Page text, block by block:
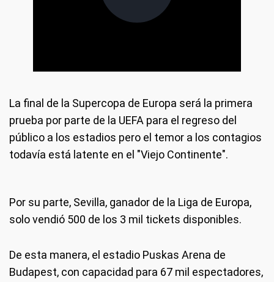
La final de la Supercopa de Europa será la primera
prueba por parte de la UEFA para el regreso del
público a los estadios pero el temor a los contagios
todavía está latente en el "Viejo Continente".
Por su parte, Sevilla, ganador de la Liga de Europa,
solo vendió 500 de los 3 mil tickets disponibles.
De esta manera, el estadio Puskas Arena de
Budapest, con capacidad para 67 mil espectadores,